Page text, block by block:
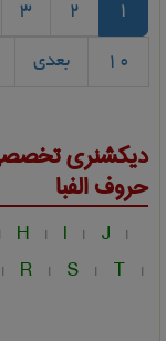
1
2
3
10 بعدی
دیکشنری
حروف الفبا
H | I | J |
| R | S | T |